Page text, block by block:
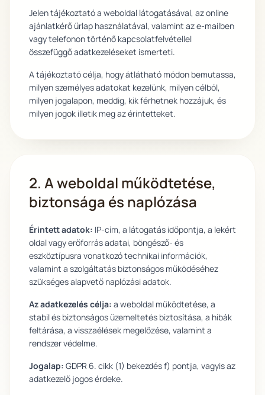
Jelen tájékoztató a weboldal látogatásával, az online
ajánlatkérő űrlap használatával, valamint az e-mailben
vagy telefonon történő kapcsolatfelvétellel
összefüggő adatkezeléseket ismerteti.
A tájékoztató célja, hogy átlátható módon bemutassa,
milyen személyes adatokat kezelünk, milyen célból,
milyen jogalapon, meddig, kik férhetnek hozzájuk, és
milyen jogok illetik meg az érintetteket.
2. A weboldal működtetése,
biztonsága és naplózása
Érintett adatok: IP-cím, a látogatás időpontja, a lekért
oldal vagy erőforrás adatai, böngésző- és
eszköztípusra vonatkozó technikai információk,
valamint a szolgáltatás biztonságos működéséhez
szükséges alapvető naplózási adatok.
Az adatkezelés célja: a weboldal működtetése, a
stabil és biztonságos üzemeltetés biztosítása, a hibák
feltárása, a visszaélések megelőzése, valamint a
rendszer védelme.
Jogalap: GDPR 6. cikk (1) bekezdés f) pontja, vagyis az
adatkezelő jogos érdeke.